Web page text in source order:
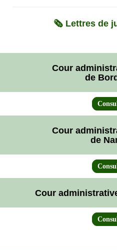
🗞️ Lettres de
Cour
de
Cour
de
Cour